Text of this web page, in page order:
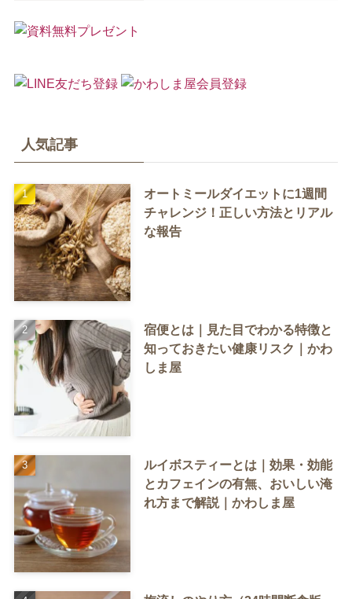
人気記事
オートミールダイエットに1週間
チャレンジ！正しい方法とリアル
な報告
宿便とは｜見た目でわかる特徴と
知っておきたい健康リスク｜かわ
しま屋
ルイボスティーとは｜効果・効能
とカフェインの有無、おいしい淹
れ方まで解説｜かわしま屋